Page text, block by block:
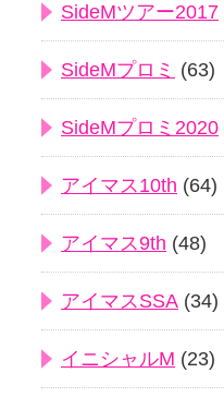
SideMツアー2017
SideMプロミ (63)
SideMプロミ2020
アイマス10th (64)
アイマス9th (48)
アイマスSSA (34)
イニシャルM (23)